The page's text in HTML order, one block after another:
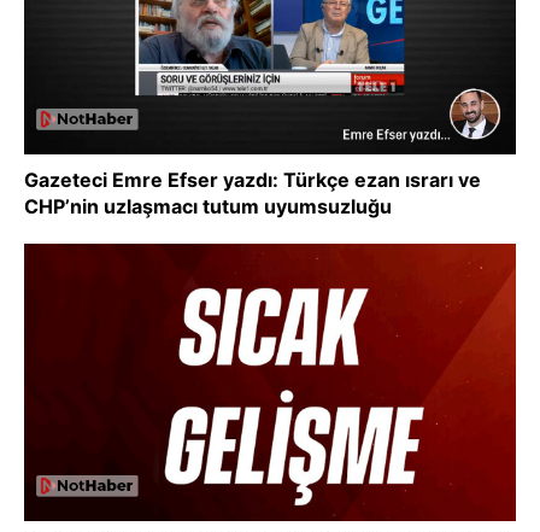
Gazeteci Emre Efser yazdı: Türkçe ezan ısrarı ve
CHP’nin uzlaşmacı tutum uyumsuzluğu